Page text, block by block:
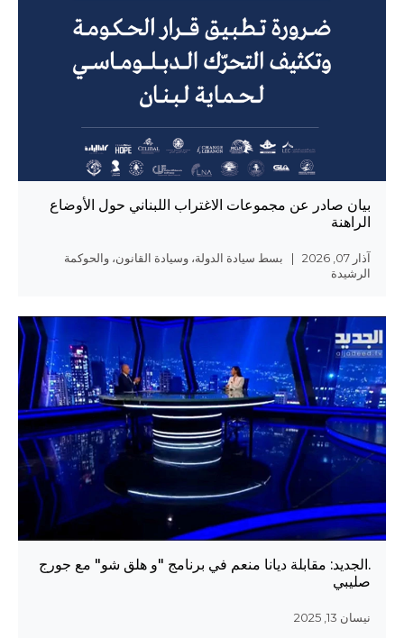
بيان صادر عن مجموعات الاغتراب اللبناني حول الأوضاع
الراهنة
آذار 07, 2026 | بسط سيادة الدولة، وسيادة القانون، والحوكمة
الرشيدة
.الجديد: مقابلة ديانا منعم في برنامج "و هلق شو" مع جورج
صليبي
نيسان 13, 2025